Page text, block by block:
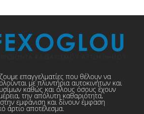
επαγγελματίες που θέλουν να
με πλυντήρια αυτοκινήτων και
καθώς και όλους όσους έχουν
την απόλυτη καθαριότητα,
εμφάνιση και δίνουν έμφαση
άρτιο αποτέλεσμα.